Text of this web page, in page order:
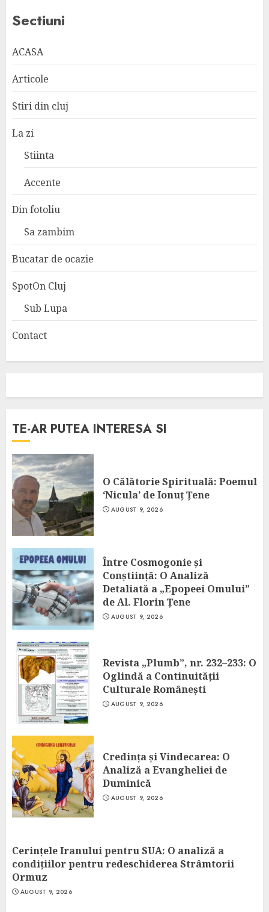
Sectiuni
ACASA
Articole
Stiri din cluj
La zi
Stiinta
Accente
Din fotoliu
Sa zambim
Bucatar de ocazie
SpotOn Cluj
Sub Lupa
Contact
TE-AR PUTEA INTERESA SI
O Călătorie Spirituală: Poemul
‘Nicula’ de Ionuț Țene
AUGUST 9, 2026
Între Cosmogonie și
Conștiință: O Analiză
Detaliată a „Epopeei Omului”
de Al. Florin Țene
AUGUST 9, 2026
Revista „Plumb”, nr. 232–233: O
Oglindă a Continuității
Culturale Românești
AUGUST 9, 2026
Credința și Vindecarea: O
Analiză a Evangheliei de
Duminică
AUGUST 9, 2026
Cerințele Iranului pentru SUA: O analiză a
condițiilor pentru redeschiderea Strâmtorii
Ormuz
AUGUST 9, 2026